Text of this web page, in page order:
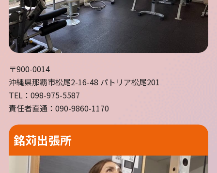
〒900-0014
沖縄県那覇市松尾2-16-48 パトリア松尾201
TEL：098-975-5587
責任者直通：090-9860-1170
銘苅出張所